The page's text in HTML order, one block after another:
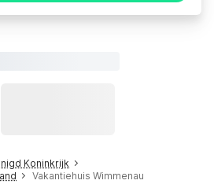
Koninkrijk
Vakantiehuis Wimmenau